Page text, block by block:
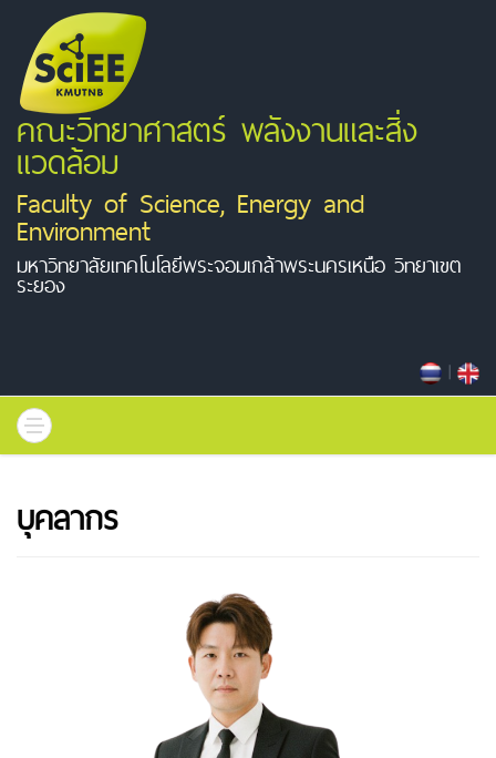
คณะวิทยาศาสตร์ พลังงานและสิ่ง
แวดล้อม
Faculty of Science, Energy and
Environment
มหาวิทยาลัยเทคโนโลยีพระจอมเกล้าพระนครเหนือ วิทยาเขต
ระยอง
|
บุคลากร